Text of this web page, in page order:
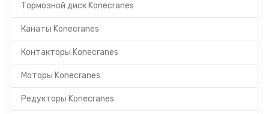
Тормозной диск Konecranes
Канаты Konecranes
Контакторы Konecranes
Моторы Konecranes
Редукторы Konecranes